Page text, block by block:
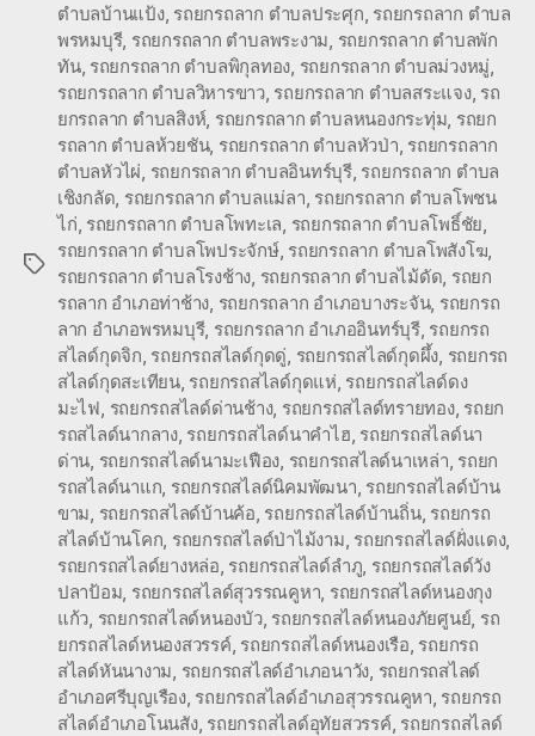
Tags
ตำบลบ้านแป้ง, รถยกรถลาก ตำบลประศุก, รถยกรถลาก ตำบล
พรหมบุรี, รถยกรถลาก ตำบลพระงาม, รถยกรถลาก ตำบลพัก
ทัน, รถยกรถลาก ตำบลพิกุลทอง, รถยกรถลาก ตำบลม่วงหมู่,
รถยกรถลาก ตำบลวิหารขาว, รถยกรถลาก ตำบลสระแจง, รถ
ยกรถลาก ตำบลสิงห์, รถยกรถลาก ตำบลหนองกระทุ่ม, รถยก
รถลาก ตำบลห้วยชัน, รถยกรถลาก ตำบลหัวป่า, รถยกรถลาก
ตำบลหัวไผ่, รถยกรถลาก ตำบลอินทร์บุรี, รถยกรถลาก ตำบล
เชิงกลัด, รถยกรถลาก ตำบลแม่ลา, รถยกรถลาก ตำบลโพชน
ไก่, รถยกรถลาก ตำบลโพทะเล, รถยกรถลาก ตำบลโพธิ์ชัย,
รถยกรถลาก ตำบลโพประจักษ์, รถยกรถลาก ตำบลโพสังโฆ,
รถยกรถลาก ตำบลโรงช้าง, รถยกรถลาก ตำบลไม้ดัด, รถยก
รถลาก อำเภอท่าช้าง, รถยกรถลาก อำเภอบางระจัน, รถยกรถ
ลาก อำเภอพรหมบุรี, รถยกรถลาก อำเภออินทร์บุรี, รถยกรถ
สไลด์กุดจิก, รถยกรถสไลด์กุดดู่, รถยกรถสไลด์กุดผึ้ง, รถยกรถ
สไลด์กุดสะเทียน, รถยกรถสไลด์กุดแห่, รถยกรถสไลด์ดง
มะไฟ, รถยกรถสไลด์ด่านช้าง, รถยกรถสไลด์ทรายทอง, รถยก
รถสไลด์นากลาง, รถยกรถสไลด์นาคำไฮ, รถยกรถสไลด์นา
ด่าน, รถยกรถสไลด์นามะเฟือง, รถยกรถสไลด์นาเหล่า, รถยก
รถสไลด์นาแก, รถยกรถสไลด์นิคมพัฒนา, รถยกรถสไลด์บ้าน
ขาม, รถยกรถสไลด์บ้านค้อ, รถยกรถสไลด์บ้านถิ่น, รถยกรถ
สไลด์บ้านโคก, รถยกรถสไลด์ป่าไม้งาม, รถยกรถสไลด์ฝั่งแดง,
รถยกรถสไลด์ยางหล่อ, รถยกรถสไลด์ลำภู, รถยกรถสไลด์วัง
ปลาป้อม, รถยกรถสไลด์สุวรรณคูหา, รถยกรถสไลด์หนองกุง
แก้ว, รถยกรถสไลด์หนองบัว, รถยกรถสไลด์หนองภัยศูนย์, รถ
ยกรถสไลด์หนองสวรรค์, รถยกรถสไลด์หนองเรือ, รถยกรถ
สไลด์หันนางาม, รถยกรถสไลด์อำเภอนาวัง, รถยกรถสไลด์
อำเภอศรีบุญเรือง, รถยกรถสไลด์อำเภอสุวรรณคูหา, รถยกรถ
สไลด์อำเภอโนนสัง, รถยกรถสไลด์อุทัยสวรรค์, รถยกรถสไลด์